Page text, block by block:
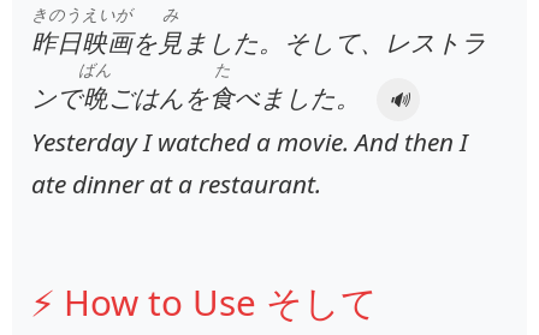
昨日
きのう
映画
えいが
を見
み
ました。そして、レストラ
ンで晩
ばん
ごはんを食
た
べました。 🔊
Yesterday I watched a movie. And then I
ate dinner at a restaurant.
⚡ How to Use そして